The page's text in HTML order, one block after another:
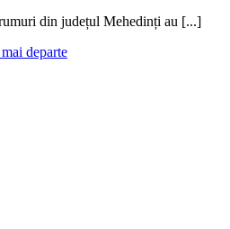
din județul Mehedinți au [...]
departe